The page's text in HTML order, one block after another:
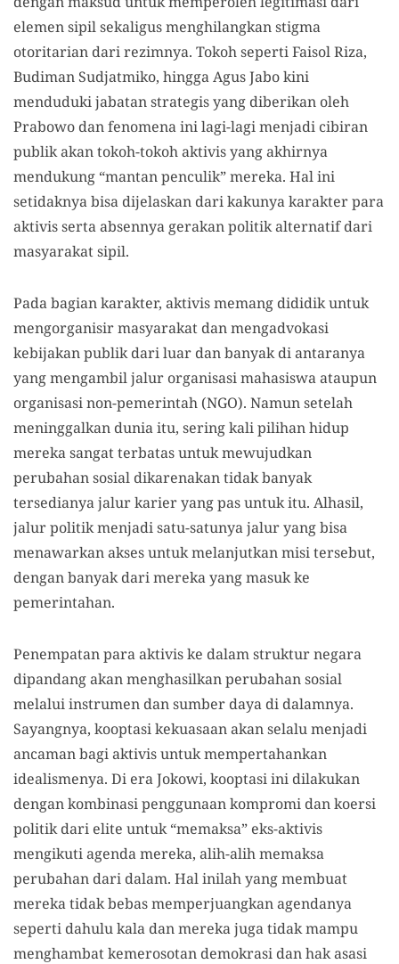
elemen sipil sekaligus menghilangkan stigma
otoritarian dari rezimnya. Tokoh seperti Faisol Riza,
Budiman Sudjatmiko, hingga Agus Jabo kini
menduduki jabatan strategis yang diberikan oleh
Prabowo dan fenomena ini lagi-lagi menjadi cibiran
publik akan tokoh-tokoh aktivis yang akhirnya
mendukung “mantan penculik” mereka. Hal ini
setidaknya bisa dijelaskan dari kakunya karakter para
aktivis serta absennya gerakan politik alternatif dari
masyarakat sipil.
Pada bagian karakter, aktivis memang dididik untuk
mengorganisir masyarakat dan mengadvokasi
kebijakan publik dari luar dan banyak di antaranya
yang mengambil jalur organisasi mahasiswa ataupun
organisasi non-pemerintah (NGO). Namun setelah
meninggalkan dunia itu, sering kali pilihan hidup
mereka sangat terbatas untuk mewujudkan
perubahan sosial dikarenakan tidak banyak
tersedianya jalur karier yang pas untuk itu. Alhasil,
jalur politik menjadi satu-satunya jalur yang bisa
menawarkan akses untuk melanjutkan misi tersebut,
dengan banyak dari mereka yang masuk ke
pemerintahan.
Penempatan para aktivis ke dalam struktur negara
dipandang akan menghasilkan perubahan sosial
melalui instrumen dan sumber daya di dalamnya.
Sayangnya, kooptasi kekuasaan akan selalu menjadi
ancaman bagi aktivis untuk mempertahankan
idealismenya. Di era Jokowi, kooptasi ini dilakukan
dengan kombinasi penggunaan kompromi dan koersi
politik dari elite untuk “memaksa” eks-aktivis
mengikuti agenda mereka, alih-alih memaksa
perubahan dari dalam. Hal inilah yang membuat
mereka tidak bebas memperjuangkan agendanya
seperti dahulu kala dan mereka juga tidak mampu
menghambat kemerosotan demokrasi dan hak asasi